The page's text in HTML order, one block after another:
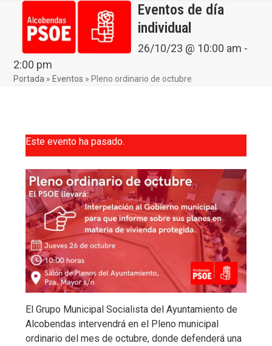
contentmobile
menu
mobile
menu
Eventos de día
individual
26/10/23 @ 10:00 am -
2:00 pm
Portada » Eventos » Pleno ordinario de octubre
Este evento ha pasado.
El Grupo Municipal Socialista del Ayuntamiento de
Alcobendas intervendrá en el Pleno municipal
ordinario del mes de octubre, donde defenderá una